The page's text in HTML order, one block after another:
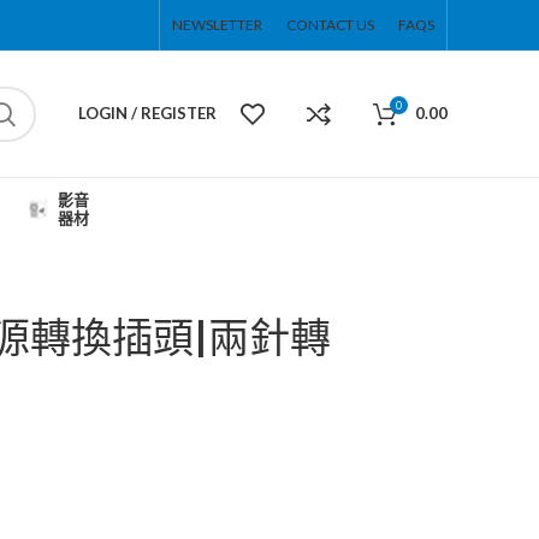
NEWSLETTER CONTACT US FAQS
LOGIN / REGISTER 0 0.00
影音
器材
轉換插頭|兩針轉